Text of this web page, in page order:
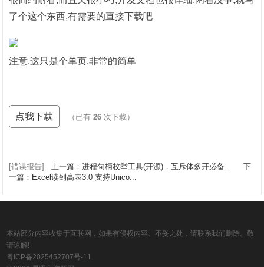
了个这个东西,有需要的直接下载吧
注意,这只是个单页,非常的简单
点我下载 （已有26 次下载）
[错误报告] 上一篇：进程句柄枚举工具(开源)，互斥体多开必备...
下
一篇：Excel读到高表3.0 支持Unico...
本站部分内容收集于互联网，如果有侵权内容、不妥之处，请联系我们删除。敬
请谅解!
粤ICP备2025452707号-11